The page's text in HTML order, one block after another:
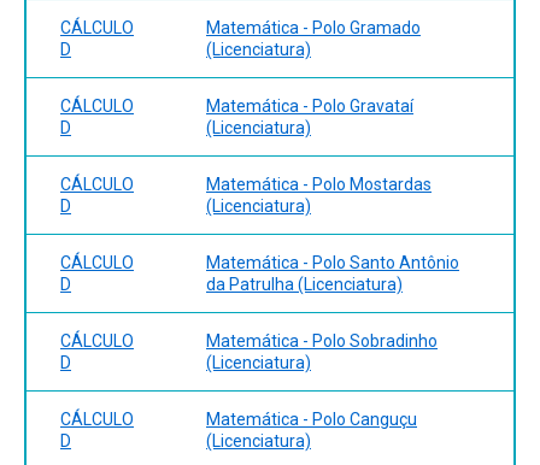
CÁLCULO
D
Matemática - Polo Gramado
(Licenciatura)
CÁLCULO
D
Matemática - Polo Gravataí
(Licenciatura)
CÁLCULO
D
Matemática - Polo Mostardas
(Licenciatura)
CÁLCULO
D
Matemática - Polo Santo Antônio
da Patrulha (Licenciatura)
CÁLCULO
D
Matemática - Polo Sobradinho
(Licenciatura)
CÁLCULO
D
Matemática - Polo Canguçu
(Licenciatura)